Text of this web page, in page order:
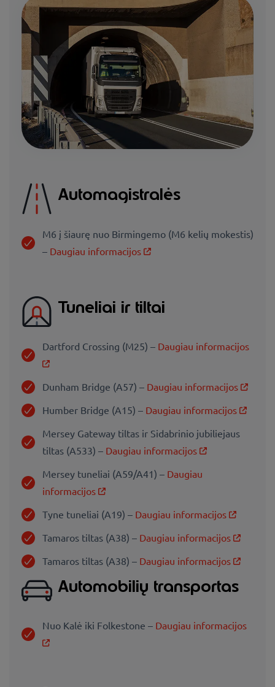
Automagistralės
M6 į šiaurę nuo Birmingemo (M6 kelių mokestis)
– Daugiau informacijos
Tuneliai ir tiltai
Dartford Crossing (M25) – Daugiau informacijos
Dunham Bridge (A57) – Daugiau informacijos
Humber Bridge (A15) – Daugiau informacijos
Mersey Gateway tiltas ir Sidabrinio jubiliejaus
tiltas (A533) – Daugiau informacijos
Mersey tuneliai (A59/A41) – Daugiau
informacijos
Tyne tuneliai (A19) – Daugiau informacijos
Tamaros tiltas (A38) – Daugiau informacijos
Tamaros tiltas (A38) – Daugiau informacijos
Automobilių transportas
Nuo Kalė iki Folkestone – Daugiau informacijos